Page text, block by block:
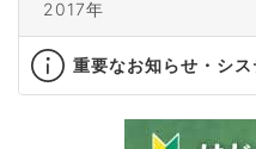
2017年
重要なお知らせ・シス